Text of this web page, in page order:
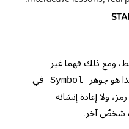
ومع ذلك فهما غير
هو جوهر
Symbol
في
ولا إعادة إنشائه
شخصٌ آخر.